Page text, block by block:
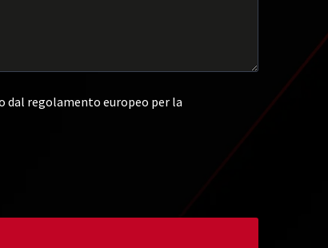
dal regolamento europeo per la